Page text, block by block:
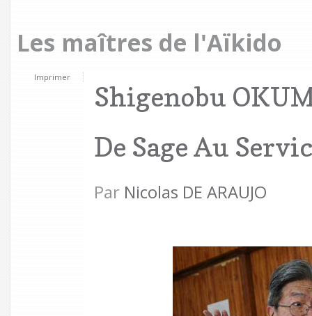
Les maîtres de l'Aïkido
Imprimer
Shigenobu
De Sage Au
Par Nicolas DE ARAUJO